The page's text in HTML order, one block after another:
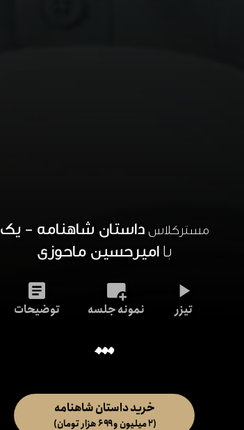
مسترکلاس داستان شاهنامه - یک
باامیرحسین ماحوزی
تیزر نمونه جلسه توضیحات
خرید داستان شاهنامه
(۲ میلیون و ۶۹۹ هزار تومان)